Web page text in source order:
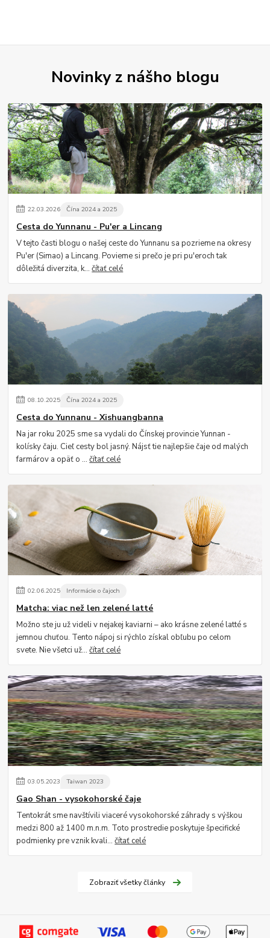
Novinky z nášho blogu
22.03.2026 Čína 2024 a 2025
Cesta do Yunnanu - Pu'er a Lincang
V tejto časti blogu o našej ceste do Yunnanu sa pozrieme na okresy
Pu'er (Simao) a Lincang. Povieme si prečo je pri pu'eroch tak
dôležitá diverzita, k...čítať celé
08.10.2025 Čína 2024 a 2025
Cesta do Yunnanu - Xishuangbanna
Na jar roku 2025 sme sa vydali do Čínskej provincie Yunnan -
kolísky čaju. Cieľ cesty bol jasný. Nájsť tie najlepšie čaje od malých
farmárov a opäť o ...čítať celé
02.06.2025 Informácie o čajoch
Matcha: viac než len zelené latté
Možno ste ju už videli v nejakej kaviarni – ako krásne zelené latté s
jemnou chuťou. Tento nápoj si rýchlo získal obľubu po celom
svete. Nie všetci už...čítať celé
03.05.2023 Taiwan 2023
Gao Shan - vysokohorské čaje
Tentokrát sme navštívili viaceré vysokohorské záhrady s výškou
medzi 800 až 1400 m.n.m. Toto prostredie poskytuje špecifické
podmienky pre vznik kvali...čítať celé
Zobraziť všetky články